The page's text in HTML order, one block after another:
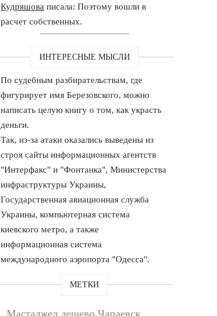
Кудряшова писала: Поэтому вошли в
расчет собственных.
ИНТЕРЕСНЫЕ МЫСЛИ
По судебным разбирательствам, где
фигурирует имя Березовского, можно
написать целую книгу о том, как украсть
деньги.
Так, из-за атаки оказались выведены из
строя сайты информационных агентств
"Интерфакс" и "Фонтанка", Министерства
инфраструктуры Украины,
Государственная авиационная служба
Украины, компьютерная система
киевского метро, а также
информационная система
международного аэропорта "Одесса".
МЕТКИ
Мастаджед дешево Чапаевск